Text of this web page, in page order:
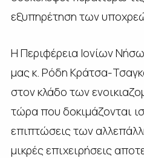
εξυπηρέτηση των
Η Περιφέρεια Ιονίων
μας κ. Ρόδη Κράτσα-
στον κλάδο των
τώρα που δοκιμάζονται
επιπτώσεις των
μικρές επιχειρήσεις